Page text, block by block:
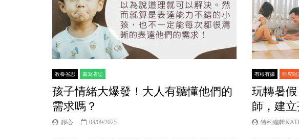
教養省思 書寫省思
孩子情緒大爆發！大人有聽懂他們的
需求嗎？
靜心 04/09/2025
有根有據 研究咁
玩轉暑
師，建
特約編輯